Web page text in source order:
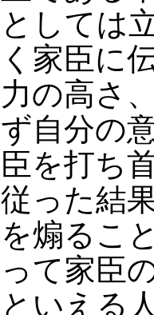
としては
く家臣に
力の高さ
ず自分の
臣を打ち
従った結
を煽るこ
って家臣
といえる